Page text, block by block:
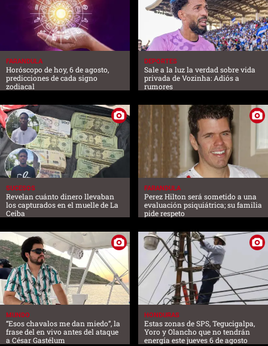
FARANDULA
Horóscopo de hoy, 6 de agosto,
predicciones de cada signo
zodiacal
DEPORTES
Sale a la luz la verdad sobre vida
privada de Vozinha: Adiós a
rumores
SUCESOS
Revelan cuánto dinero llevaban
los capturados en el muelle de La
Ceiba
FARANDULA
Perez Hilton será sometido a una
evaluación psiquiátrica; su familia
pide respeto
MUNDO
“Esos chavalos me dan miedo”, la
frase del en vivo antes del ataque
a César Gastélum
HONDURAS
Estas zonas de SPS, Tegucigalpa,
Yoro y Olancho que no tendrán
energía este jueves 6 de agosto